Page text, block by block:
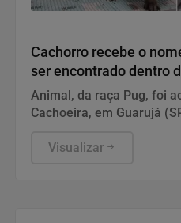
Cachorro recebe o
ser encontrado dentro
Animal, da raça Pug, foi
Cachoeira, em Guarujá
nova família.
Visualizar